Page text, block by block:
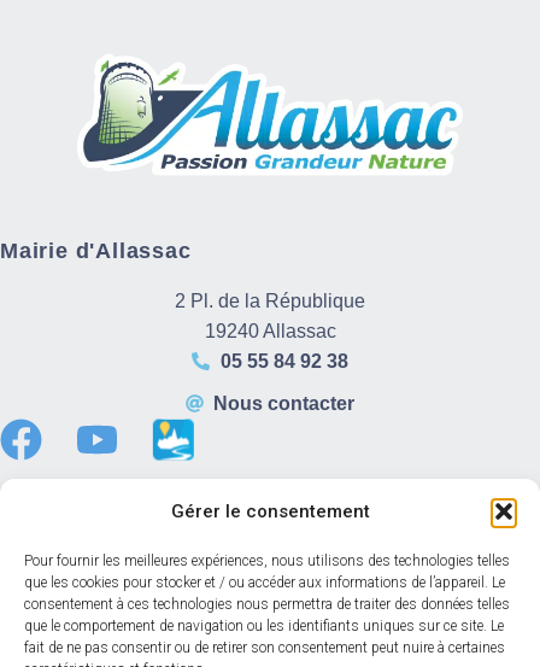
Gérer le consentement
Pour fournir les meilleures expériences, nous utilisons des technologies telles
que les cookies pour stocker et / ou accéder aux informations de l’appareil. Le
consentement à ces technologies nous permettra de traiter des données telles
que le comportement de navigation ou les identifiants uniques sur ce site. Le
fait de ne pas consentir ou de retirer son consentement peut nuire à certaines
Mairie d'Allassac
2 Pl. de la République
19240 Allassac
05 55 84 92 38
Nous contacter
Du lundi au vendredi :
8h30 – 12h00
13h30 – 17h30